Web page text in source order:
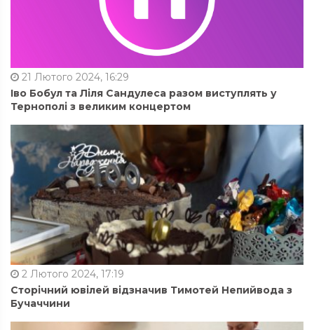
21 Лютого 2024, 16:29
Іво Бобул та Ліля Сандулеса разом виступлять у
Тернополі з великим концертом
2 Лютого 2024, 17:19
Сторічний ювілей відзначив Тимотей Непийвода з
Бучаччини